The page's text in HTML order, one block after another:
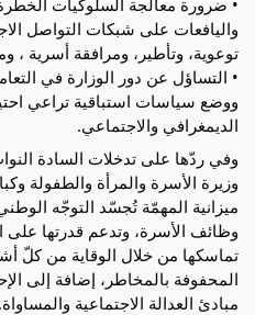
• ضرورة معالجة السلوكيات الخطرة
واليافعات على شبكات التواصل
توعوية، وتأطير، ومرافقة أسرية ،
• التساؤل عن دور الوزارة في
ووضع سياسات استباقية تراعي
الديمغرافي والاجتماعي.
وفي ردّها على تدخلات السادة
وزيرة الأسرة والمرأة والطفولة
ميزانية المهمّة تُجسّد التوجّه
وظائف الأسرة، وتدعم قدرتها على
تماسكها من خلال الوقاية من كلّ
المحفوفة بالمخاطر، إضافة إلى
مبادئ العدالة الاجتماعية والمساواة.